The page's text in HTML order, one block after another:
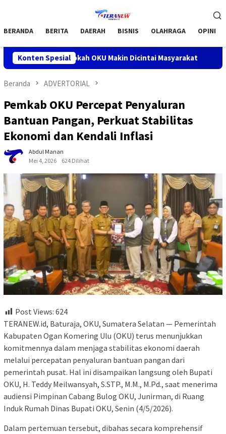
Mobile
BERANDA BERITA DAERAH BISNIS OLAHRAGA OPINI
Konten Spesial
Barokah OKU Makin Dicintai Masyarakat Bupati
Beranda ADVERTORIAL
Pemkab OKU Percepat Penyaluran
Bantuan Pangan, Perkuat Stabilitas
Ekonomi dan Kendali Inflasi
Abdul Manan
Mei 4, 2026
624 Dilihat
Post Views: 624
TERANEW.id, Baturaja, OKU, Sumatera Selatan — Pemerintah
Kabupaten Ogan Komering Ulu (OKU) terus menunjukkan
komitmennya dalam menjaga stabilitas ekonomi daerah
melalui percepatan penyaluran bantuan pangan dari
pemerintah pusat. Hal ini disampaikan langsung oleh Bupati
OKU, H. Teddy Meilwansyah, S.STP., M.M., M.Pd., saat menerima
audiensi Pimpinan Cabang Bulog OKU, Junirman, di Ruang
Induk Rumah Dinas Bupati OKU, Senin (4/5/2026).
Dalam pertemuan tersebut, dibahas secara komprehensif